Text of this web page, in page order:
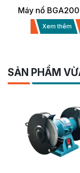
Máy nổ
Xem thêm
SẢN PHẨM